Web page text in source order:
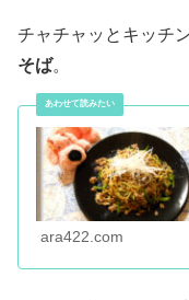
チャチャッとキッチ
そば。
ara422.com